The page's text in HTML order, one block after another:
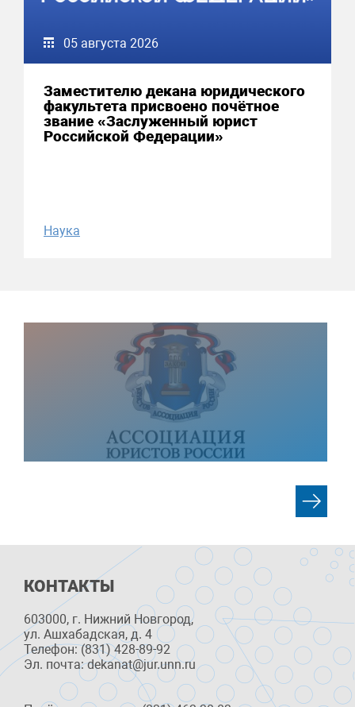
05 августа 2026
Заместителю декана юридического
факультета присвоено почётное
звание «Заслуженный юрист
Российской Федерации»
Наука
КОНТАКТЫ
603000, г. Нижний Новгород,
ул. Ашхабадская, д. 4
Телефон: (831) 428-89-92
Эл. почта: dekanat@jur.unn.ru